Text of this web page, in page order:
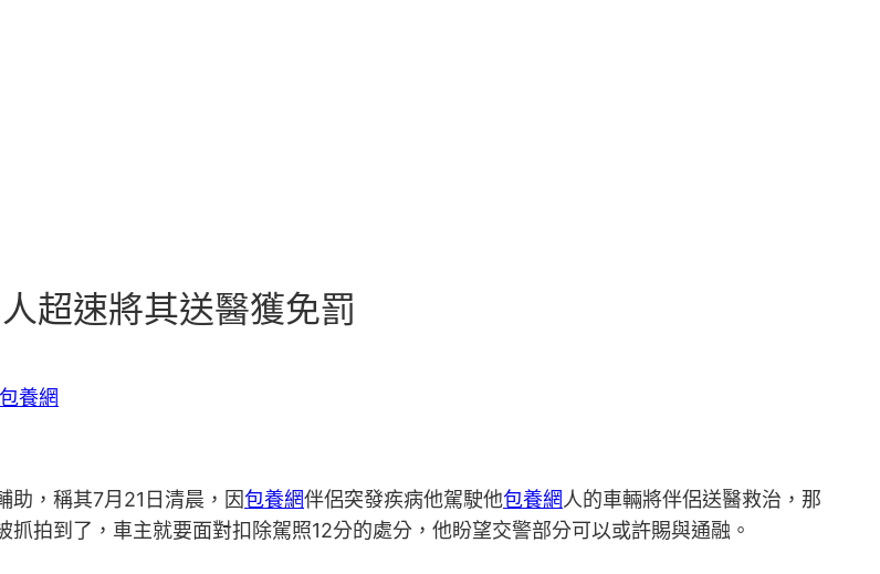
超速將其送醫獲免罰
包養網
助，稱其7月21日清晨，因包養網伴侶突發疾病他駕駛他包養網人的車輛將伴侶送醫救治，那
拍到了，車主就要面對扣除駕照12分的處分，他盼望交警部分可以或許賜與通融。